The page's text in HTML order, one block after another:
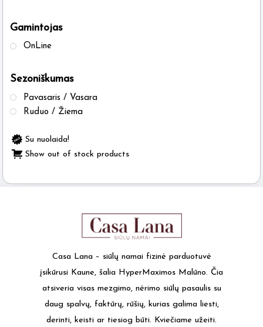
Gamintojas
OnLine
Sezoniškumas
Pavasaris / Vasara
Ruduo / Žiema
Su nuolaida!
Show out of stock products
Casa Lana – siūlų namai fizinė parduotuvė
įsikūrusi Kaune, šalia HyperMaximos Malūno. Čia
atsiveria visas mezgimo, nėrimo siūlų pasaulis su
daug spalvų, faktūrų, rūšių, kurias galima liesti,
derinti, keisti ar tiesiog būti. Kviečiame užeiti.